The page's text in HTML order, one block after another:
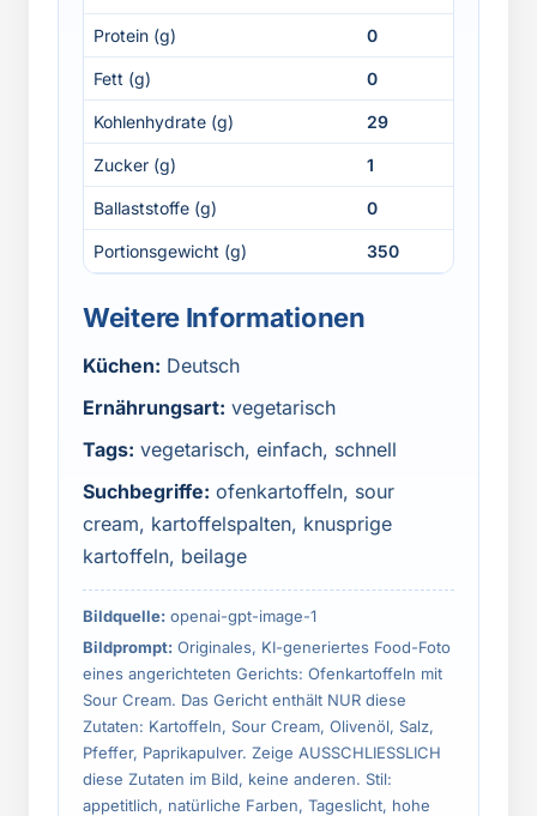
Protein (g) 0
Fett (g) 0
Kohlenhydrate (g) 29
Zucker (g) 1
Ballaststoffe (g) 0
Portionsgewicht (g) 350
Weitere Informationen
Küchen: Deutsch
Ernährungsart: vegetarisch
Tags: vegetarisch, einfach, schnell
Suchbegriffe: ofenkartoffeln, sour
cream, kartoffelspalten, knusprige
kartoffeln, beilage
Bildquelle: openai-gpt-image-1
Bildprompt: Originales, KI-generiertes Food-Foto
eines angerichteten Gerichts: Ofenkartoffeln mit
Sour Cream. Das Gericht enthält NUR diese
Zutaten: Kartoffeln, Sour Cream, Olivenöl, Salz,
Pfeffer, Paprikapulver. Zeige AUSSCHLIESSLICH
diese Zutaten im Bild, keine anderen. Stil:
appetitlich, natürliche Farben, Tageslicht, hohe